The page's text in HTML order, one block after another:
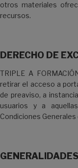
otros materiales
recursos.
DERECHO DE
TRIPLE A
retirar el acceso a
de preaviso, a
usuarios y a
Condiciones Generales